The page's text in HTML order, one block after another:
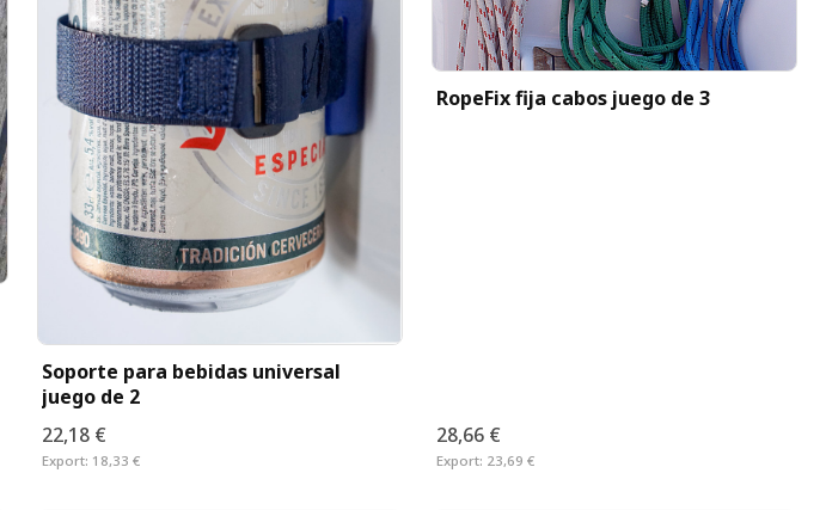
Soporte para bebidas universal
juego de 2
22,18 €
Export: 18,33 €
RopeFix fija cabos juego de 3
28,66 €
Export: 23,69 €